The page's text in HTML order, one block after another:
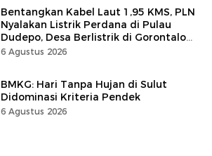
Bentangkan Kabel Laut 1,95 KMS, PLN
Nyalakan Listrik Perdana di Pulau
Dudepo, Desa Berlistrik di Gorontalo
100 Persen
6 Agustus 2026
BMKG: Hari Tanpa Hujan di Sulut
Didominasi Kriteria Pendek
6 Agustus 2026